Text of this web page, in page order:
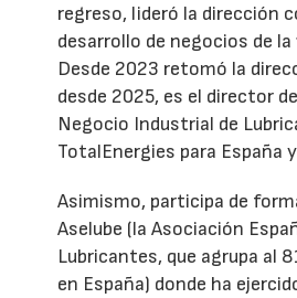
regreso, lideró la dirección
desarrollo de negocios de
Desde 2023 retomó la
desde 2025, es el director
Negocio Industrial de
TotalEnergies para España
Asimismo, participa de
Aselube (la Asociación
Lubricantes, que agrupa al
en España) donde ha